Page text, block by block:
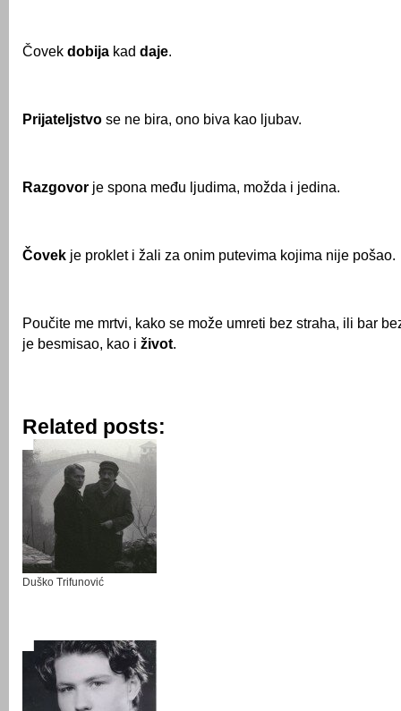
Čovek dobija kad daje.
Prijateljstvo se ne bira, ono biva kao ljubav.
Razgovor je spona među ljudima, možda i jedina.
Čovek je proklet i žali za onim putevima kojima nije pošao.
Poučite me mrtvi, kako se može umreti bez straha, ili bar
je besmisao, kao i život.
Related posts:
Duško Trifunović